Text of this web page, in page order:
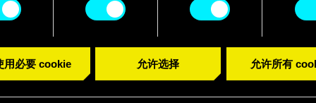
用必要 cookie 允许选择 允许所有